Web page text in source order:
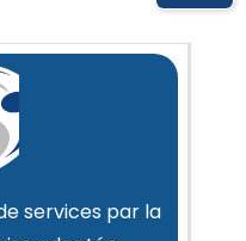
services par la